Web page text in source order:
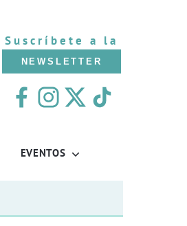
Suscríbete a la
NEWSLETTER
EVENTOS